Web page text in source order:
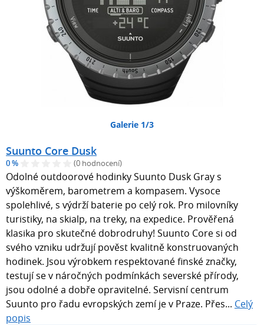
Galerie 1/3
Suunto Core Dusk
0 % (0 hodnocení)
Odolné outdoorové hodinky Suunto Dusk Gray s
výškoměrem, barometrem a kompasem. Vysoce
spolehlivé, s výdrží baterie po celý rok. Pro milovníky
turistiky, na skialp, na treky, na expedice. Prověřená
klasika pro skutečné dobrodruhy! Suunto Core si od
svého vzniku udržují pověst kvalitně konstruovaných
hodinek. Jsou výrobkem respektované finské značky,
testují se v náročných podmínkách severské přírody,
jsou odolné a dobře opravitelné. Servisní centrum
Suunto pro řadu evropských zemí je v Praze. Přes... Celý
popis